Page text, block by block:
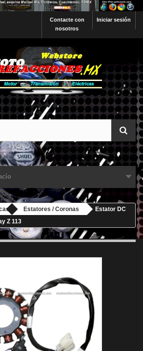
Iniciar sesión
Contacte con
nosotros
Estatores / Coronas
Estator DC
Z 113